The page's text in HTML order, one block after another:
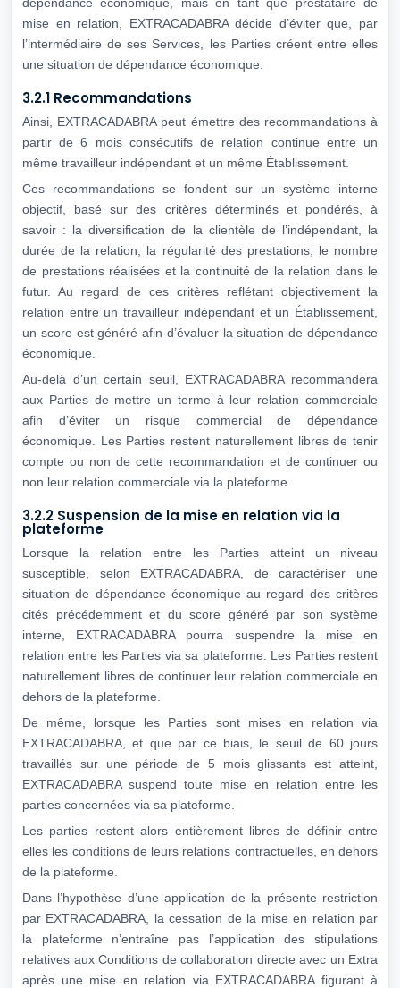
mise en relation, EXTRACADABRA décide d’éviter que, par
l’intermédiaire de ses Services, les Parties créent entre elles
une situation de dépendance économique.
3.2.1 Recommandations
Ainsi, EXTRACADABRA peut émettre des recommandations à
partir de 6 mois consécutifs de relation continue entre un
même travailleur indépendant et un même Établissement.
Ces recommandations se fondent sur un système interne
objectif, basé sur des critères déterminés et pondérés, à
savoir : la diversification de la clientèle de l’indépendant, la
durée de la relation, la régularité des prestations, le nombre
de prestations réalisées et la continuité de la relation dans le
futur. Au regard de ces critères reflétant objectivement la
relation entre un travailleur indépendant et un Établissement,
un score est généré afin d’évaluer la situation de dépendance
économique.
Au-delà d’un certain seuil, EXTRACADABRA recommandera
aux Parties de mettre un terme à leur relation commerciale
afin d’éviter un risque commercial de dépendance
économique. Les Parties restent naturellement libres de tenir
compte ou non de cette recommandation et de continuer ou
non leur relation commerciale via la plateforme.
3.2.2 Suspension de la mise en relation via la
plateforme
Lorsque la relation entre les Parties atteint un niveau
susceptible, selon EXTRACADABRA, de caractériser une
situation de dépendance économique au regard des critères
cités précédemment et du score généré par son système
interne, EXTRACADABRA pourra suspendre la mise en
relation entre les Parties via sa plateforme. Les Parties restent
naturellement libres de continuer leur relation commerciale en
dehors de la plateforme.
De même, lorsque les Parties sont mises en relation via
EXTRACADABRA, et que par ce biais, le seuil de 60 jours
travaillés sur une période de 5 mois glissants est atteint,
EXTRACADABRA suspend toute mise en relation entre les
parties concernées via sa plateforme.
Les parties restent alors entièrement libres de définir entre
elles les conditions de leurs relations contractuelles, en dehors
de la plateforme.
Dans l’hypothèse d’une application de la présente restriction
par EXTRACADABRA, la cessation de la mise en relation par
la plateforme n’entraîne pas l’application des stipulations
relatives aux Conditions de collaboration directe avec un Extra
après une mise en relation via EXTRACADABRA figurant à